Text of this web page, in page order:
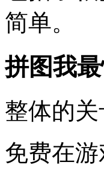
简单。
拼图我
整体的
免费在